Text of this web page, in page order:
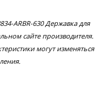
ARBR-630 Державка для
сайте производителя.
могут изменяться